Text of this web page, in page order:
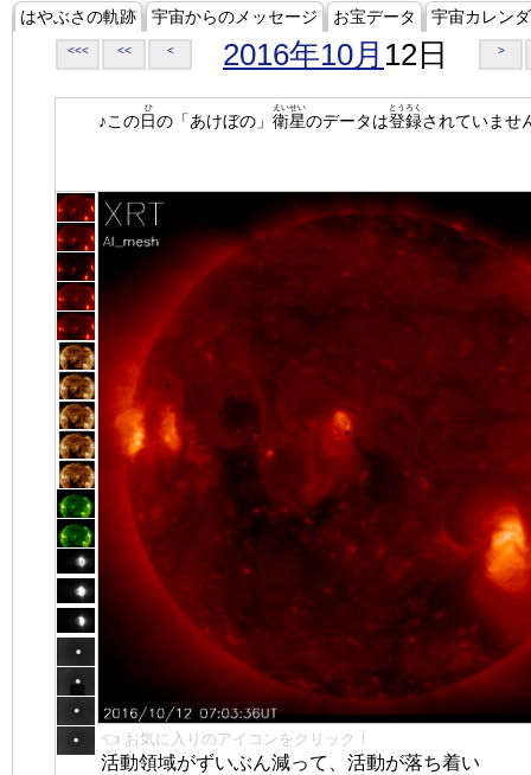
はやぶさの軌跡 宇宙からのメッセージ お宝データ 宇宙カレン
<<< << < 2016年10月 12日 >
♪この日
ひ
の「あけぼの」 衛星
えいせい
のデータは登録
とうろく
されていませ
👈 お気に入りのアイコンをクリック！
活動領域がずいぶん減って、活動が落ち着い